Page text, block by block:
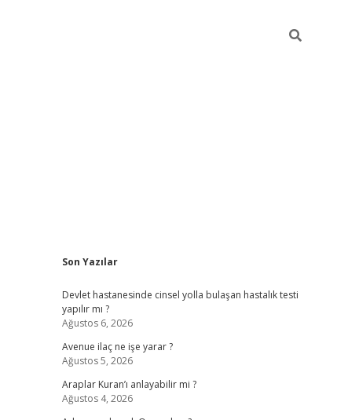
Sidebar
Son Yazılar
Devlet hastanesinde cinsel yolla bulaşan hastalık testi
yapılır mı ?
Ağustos 6, 2026
Avenue ilaç ne işe yarar ?
Ağustos 5, 2026
Araplar Kuran’ı anlayabilir mi ?
Ağustos 4, 2026